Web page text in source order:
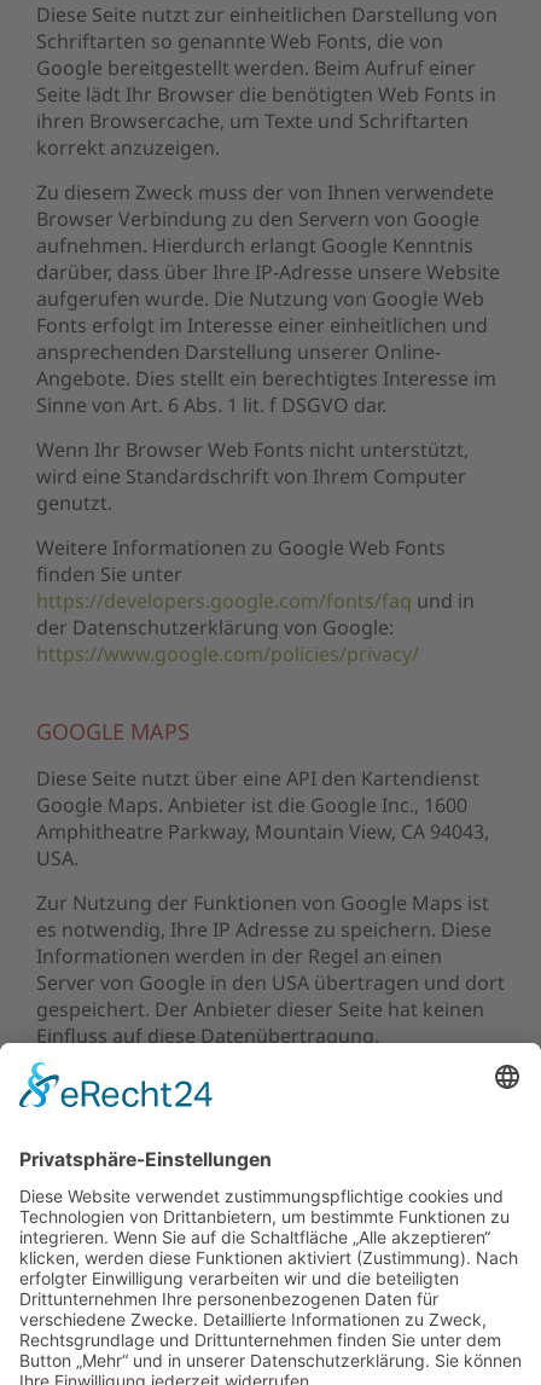
Diese Seite nutzt zur einheitlichen Darstellung von
Schriftarten so genannte Web Fonts, die von
Google bereitgestellt werden. Beim Aufruf einer
Seite lädt Ihr Browser die benötigten Web Fonts in
ihren Browsercache, um Texte und Schriftarten
korrekt anzuzeigen.
Zu diesem Zweck muss der von Ihnen verwendete
Browser Verbindung zu den Servern von Google
aufnehmen. Hierdurch erlangt Google Kenntnis
darüber, dass über Ihre IP-Adresse unsere Website
aufgerufen wurde. Die Nutzung von Google Web
Fonts erfolgt im Interesse einer einheitlichen und
ansprechenden Darstellung unserer Online-
Angebote. Dies stellt ein berechtigtes Interesse im
Sinne von Art. 6 Abs. 1 lit. f DSGVO dar.
Wenn Ihr Browser Web Fonts nicht unterstützt,
wird eine Standardschrift von Ihrem Computer
genutzt.
Weitere Informationen zu Google Web Fonts
finden Sie unter
https://developers.google.com/fonts/faq und in
der Datenschutzerklärung von Google:
https://www.google.com/policies/privacy/
GOOGLE MAPS
Diese Seite nutzt über eine API den Kartendienst
Google Maps. Anbieter ist die Google Inc., 1600
Amphitheatre Parkway, Mountain View, CA 94043,
USA.
Zur Nutzung der Funktionen von Google Maps ist
es notwendig, Ihre IP Adresse zu speichern. Diese
Informationen werden in der Regel an einen
Server von Google in den USA übertragen und dort
gespeichert. Der Anbieter dieser Seite hat keinen
Einfluss auf diese Datenübertragung.
Die Nutzung von Google Maps erfolgt im Interesse
einer ansprechenden Darstellung unserer Online-
von uns auf der Website angegebenen Orte. Dies
stellt ein berechtigtes Interesse im Sinne von Art. 6
Abs. 1 lit. f DSGVO dar.
Mehr Informationen zum Umgang mit
Nutzerdaten finden Sie in der
Datenschutzerklärung von Google:
https://www.google.de/intl/de/policies/privacy/.